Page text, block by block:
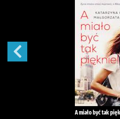
A miało być tak